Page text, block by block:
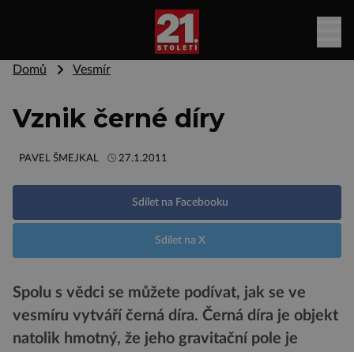
Domů Vesmír
Vznik černé díry
PAVEL ŠMEJKAL 27.1.2011
Sdílet na Facebooku
Sdílet na X
Spolu s vědci se můžete podívat, jak se ve
vesmíru vytváří černá díra. Černá díra je objekt
natolik hmotný, že jeho gravitační pole je